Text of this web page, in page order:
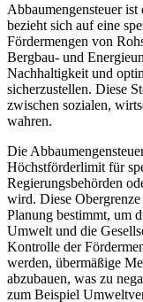
Abbaumengensteuer
bezieht sich auf eine
Fördermengen von
Bergbau- und
Nachhaltigkeit und
sicherzustellen. Diese
zwischen sozialen,
wahren.
Die
Höchstförderlimit für
Regierungsbehörden
wird. Diese
Planung bestimmt, um
Umwelt und die
Kontrolle der
werden, übermäßige
abzubauen, was zu
zum Beispiel